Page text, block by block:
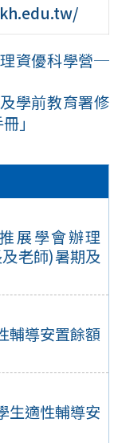
展學會辦理
老師)暑期及
輔導安置餘額
生適性輔導安
資優科學營─
學前教育署修
」